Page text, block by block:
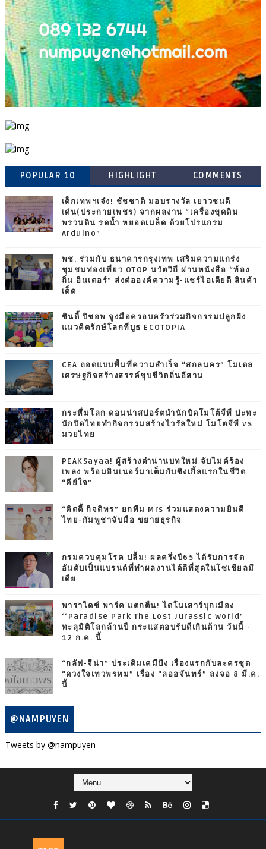
POPULAR 10 HIGHLIGHT COMMENTS
เด็กเทพฯเจ๋ง! ชัชชาติ มอบรางวัล เยาวชนดี
เด่น(ประกายเพชร) จากผลงาน “เครื่องขุดดิน
พรวนดิน รดน้ำ หยอดเมล็ด ด้วยโปรแกรม
Arduino”
พช. ร่วมกับ ธนาคารกรุงเทพ เสริมความแกร่ง
ชุมชนท่องเที่ยว OTOP นวัตวิถี ผ่านหนังสือ “ท้อง
ถิ่น อินเตอร์” ส่งต่อองค์ความรู้-แชร์ไอเดียดี สินค้า
เด็ด
ซินดี้ บิชอพ จูงมือครอบครัวร่วมกิจกรรมปลูกฝัง
แนวคิดรักษ์โลกที่บูธ ECOTOPIA
CEA ถอดแบบพื้นที่ความสำเร็จ “สกลนคร” โมเดล
เศรษฐกิจสร้างสรรค์ชุบชีวิตถิ่นอีสาน
กระหึ่มโลก ดอนน่าสปอร์ตนำนักบิดโมโต้จีพี ปะทะ
นักบิดไทยทำกิจกรรมสร้างไวรัลใหม่ โมโตจีพี vs
มวยไทย
PEAKSayaa! ผู้สร้างตำนานบทใหม่ จับไมค์ร้อง
เพลง พร้อมอินเนอร์มาเต็มกับซิงเกิ้ลแรกในชีวิต
“คีย์ใจ”
“คิตตี้ กิจติพร” ยกทีม Mrs ร่วมแสดงความยินดี
ไทย-กัมพูชาจับมือ ขยายธุรกิจ
กรมควบคุมโรค ปลื้ม! ผลครึ่งปี65 ได้รับการจัด
อันดับเป็นแบรนด์ที่ทำผลงานได้ดีที่สุดในโซเชียลมี
เดีย
พาราไดซ์ พาร์ค แตกตื่น! ไดโนเสาร์บุกเมือง
‘‘Paradise Park The Lost Jurassic World’
ทะลุมิติโลกล้านปี กระแสตอบรับดีเกินต้าน วันนี้ -
12 ก.ค. นี้
“กลัฟ-จีน่า” ประเดิมเคมีปัง เรื่องแรกกับละครชุด
“ดวงใจเทวพรหม” เรื่อง “ลออจันทร์” ลงจอ 8 มี.ค.
นี้
@NAMPUYEN
Tweets by @nampuyen